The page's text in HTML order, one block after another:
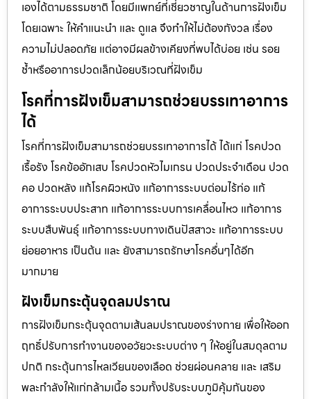
เองได้ตามธรรมชาติ โดยมีแพทย์ที่เชี่ยวชาญในด้านการฝังเข็ม
โดยเฉพาะ ให้คำแนะนำ และ ดูแล จึงทำให้ไม่ต้องกังวล เรื่อง
ความไม่ปลอดภัย แต่อาจมีผลข้างเคียงที่พบได้บ่อย เช่น รอย
ช้ำหรืออาการปวดเล็กน้อยบริเวณที่ฝังเข็ม
โรคที่การฝังเข็มสามารถช่วยบรรเทาอาการ
ได้
โรคที่การฝังเข็มสามารถช่วยบรรเทาอาการได้ ได้แก่ โรคปวด
เรื้อรัง โรคข้ออักเสบ โรคปวดหัวไมเกรน ปวดประจําเดือน ปวด
คอ ปวดหลัง แก้โรคผิวหนัง แก้อาการระบบต่อมไร้ท่อ แก้
อาการระบบประสาท แก้อาการระบบการเคลื่อนไหว แก้อาการ
ระบบสืบพันธุ์ แก้อาการระบบทางเดินปัสสาวะ แก้อาการระบบ
ย่อยอาหาร เป็นต้น และ ยังสามารถรักษาโรคอื่นๆได้อีก
มากมาย
ฝังเข็มกระตุ้นจุดลมปราณ
การฝังเข็มกระตุ้นจุดตามเส้นลมปราณของร่างกาย เพื่อให้ออก
ฤทธิ์ปรับการทำงานของอวัยวะระบบต่าง ๆ ให้อยู่ในสมดุลตาม
ปกติ กระตุ้นการไหลเวียนของเลือด ช่วยผ่อนคลาย และ เสริม
พละกำลังให้แก่กล้ามเนื้อ รวมทั้งปรับระบบภูมิคุ้มกันของ